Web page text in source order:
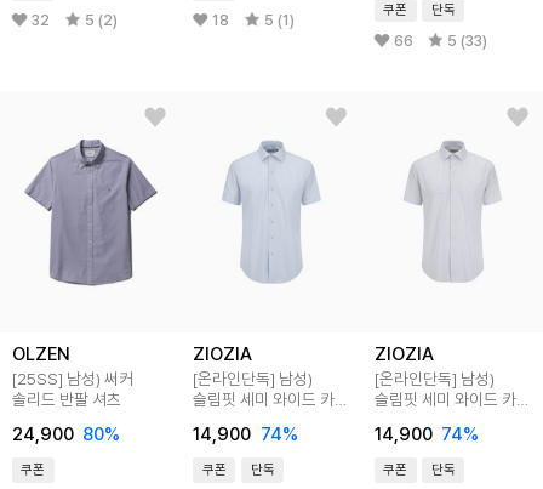
32 5 (2) 18 5 (1)
쿠폰 단독
66 5 (33)
OLZEN
[25SS] 남성) 써커
솔리드 반팔 셔츠
24,900 80%
쿠폰
ZIOZIA
[온라인단독] 남성)
슬림핏 세미 와이드 카라
14,900 74%
쿠폰 단독
ZIOZIA
[온라인단독] 남성)
슬림핏 세미 와이드 카라
14,900 74%
쿠폰 단독